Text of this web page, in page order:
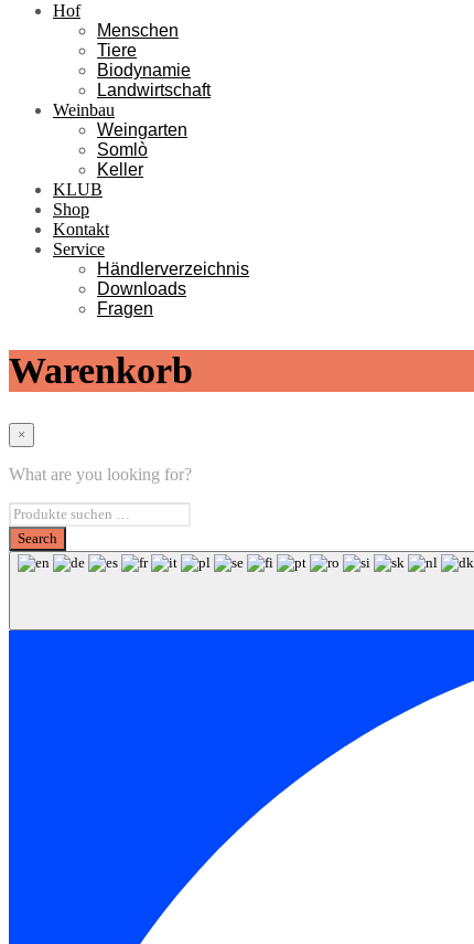
Hof
Menschen
Tiere
Biodynamie
Landwirtschaft
Weinbau
Weingarten
Somlò
Keller
KLUB
Shop
Kontakt
Service
Händlerverzeichnis
Downloads
Fragen
Warenkorb
×
What are you looking for?